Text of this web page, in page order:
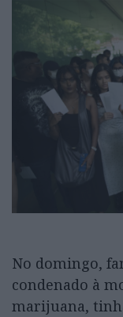
No domingo,
condenado à
marijuana,